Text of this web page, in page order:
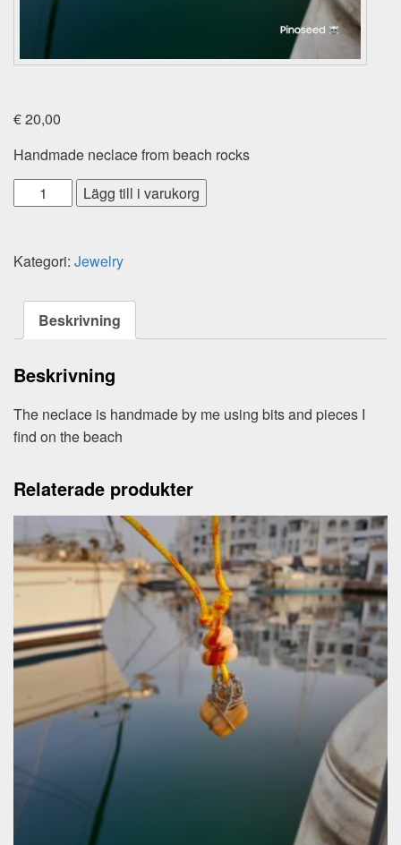
€20,00
Handmade neclace from beach rocks
Sku10
mängd
Lägg till i varukorg
Kategori: Jewelry
Beskrivning
Beskrivning
The neclace is handmade by me using bits and pieces I
find on the beach
Relaterade produkter